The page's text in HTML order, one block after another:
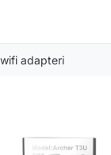
wifi adapteri